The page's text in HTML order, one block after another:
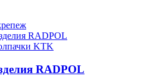
RADPOL
KTK
RADPOL